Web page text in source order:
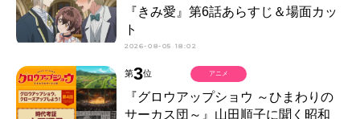
『きみ愛』第6話あらすじ＆場面カッ
ト
2026-08-05 18:02
第3位
『グロウアップショウ ～ひまわりの
サーカス団～』山田順子に聞く昭和
アニメ